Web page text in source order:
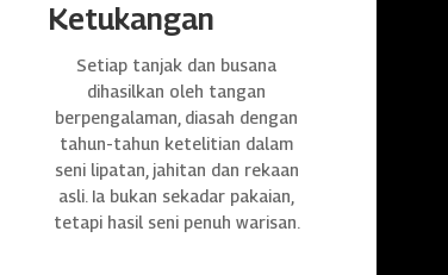
Ketukangan
Setiap tanjak dan busana
dihasilkan oleh tangan
berpengalaman, diasah dengan
tahun-tahun ketelitian dalam
seni lipatan, jahitan dan rekaan
asli. Ia bukan sekadar pakaian,
tetapi hasil seni penuh warisan.